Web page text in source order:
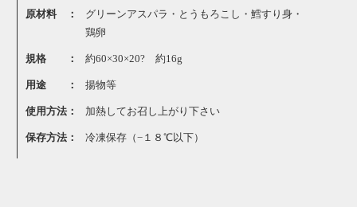
原材料 ：
グリーンアスパラ・とうもろこし・鱈すり身・
鶏卵
規格 ： 約60×30×20? 約16g
用途 ： 揚物等
使用方法： 加熱してお召し上がり下さい
保存方法： 冷凍保存（−１８℃以下）